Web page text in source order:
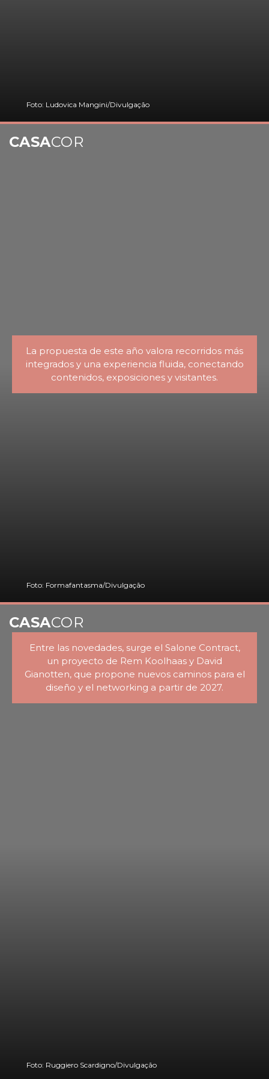
Foto: Ludovica Mangini/Divulgação
La propuesta de este año valora recorridos más
integrados y una experiencia fluida, conectando
contenidos, exposiciones y visitantes.
Foto: Formafantasma/Divulgação
CASACOR
Entre las novedades, surge el Salone Contract,
un proyecto de Rem Koolhaas y David
Gianotten, que propone nuevos caminos para el
diseño y el networking a partir de 2027.
Foto: Ruggiero Scardigno/Divulgação
CASACOR